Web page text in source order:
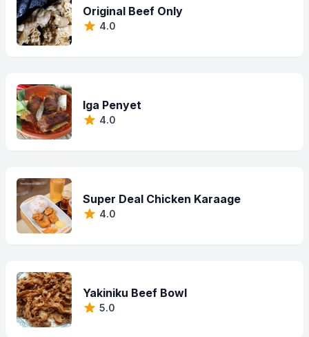
Original Beef Only
4.0
Iga Penyet
4.0
Super Deal Chicken Karaage
4.0
Yakiniku Beef Bowl
5.0